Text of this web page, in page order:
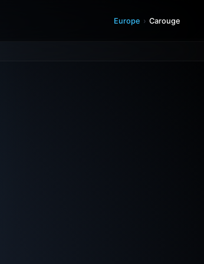
Europe › Carouge